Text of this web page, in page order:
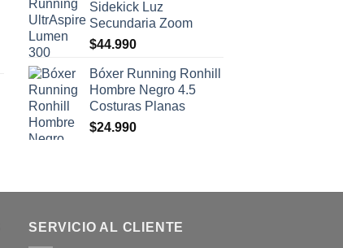
Sidekick Luz
Secundaria Zoom
$44.990
Bóxer Running Ronhill
Hombre Negro 4.5
Costuras Planas
$24.990
SERVICIO AL CLIENTE